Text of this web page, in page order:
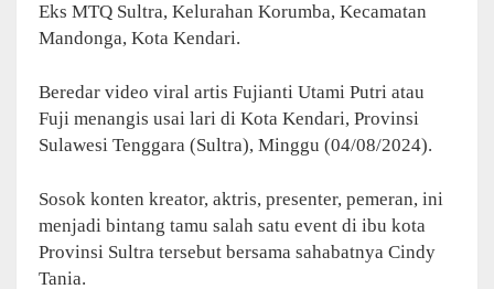
Eks MTQ Sultra, Kelurahan Korumba, Kecamatan
Mandonga, Kota Kendari.
Beredar video viral artis Fujianti Utami Putri atau
Fuji menangis usai lari di Kota Kendari, Provinsi
Sulawesi Tenggara (Sultra), Minggu (04/08/2024).
Sosok konten kreator, aktris, presenter, pemeran, ini
menjadi bintang tamu salah satu event di ibu kota
Provinsi Sultra tersebut bersama sahabatnya Cindy
Tania.